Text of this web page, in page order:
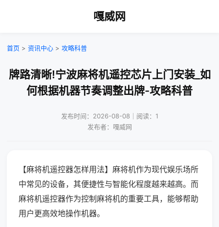
嘎威网
首页 > 资讯中心 > 攻略科普
牌路清晰!宁波麻将机遥控芯片上门安装_如
何根据机器节奏调整出牌-攻略科普
发布时间：2026-08-08｜阅读：1
发布者：嘎威网
【麻将机遥控器怎样用法】麻将机作为现代娱乐场所
中常见的设备，其便捷性与智能化程度越来越高。而
麻将机遥控器作为控制麻将机的重要工具，能够帮助
用户更高效地操作机器。